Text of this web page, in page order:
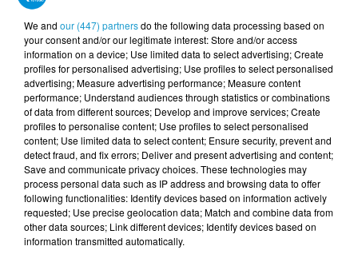
Votre n° de téléphone
Votre message*
Taille maximum : 500 caractères
We and our (447) partnersdo the following data processing based on
your consent and/or our legitimate interest: Store and/or access
information on a device; Use limited data to select advertising; Create
profiles for personalised advertising; Use profiles to select personalised
advertising; Measure advertising performance; Measure content
performance; Understand audiences through statistics or combinations
of data from different sources; Develop and improve services; Create
profiles to personalise content; Use profiles to select personalised
content; Use limited data to select content; Ensure security, prevent and
detect fraud, and fix errors; Deliver and present advertising and content;
Save and communicate privacy choices. These technologies may
process personal data such as IP address and browsing data to offer
following functionalities: Identify devices based on information actively
requested; Use precise geolocation data; Match and combine data from
other data sources; Link different devices; Identify devices based on
information transmitted automatically.